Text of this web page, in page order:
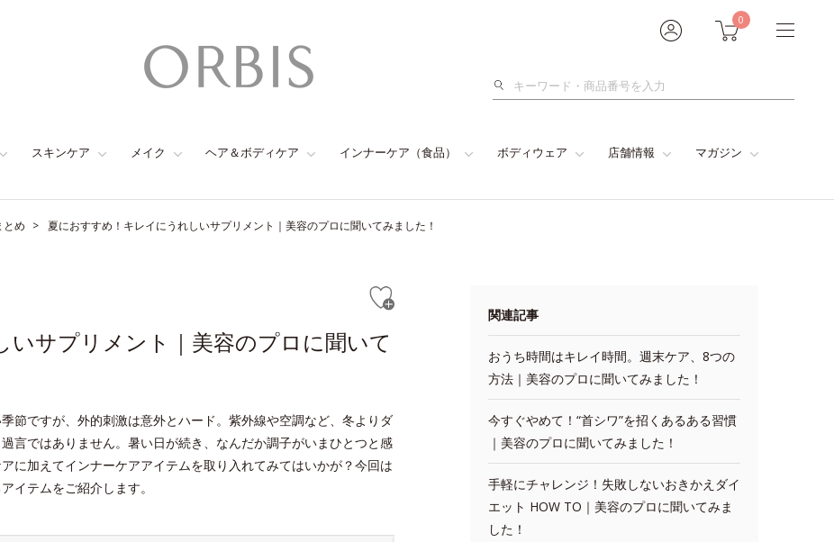
0
検
スキンケア メイク ヘア＆ボディケア インナーケア（食品） ボディウェア 店舗情報 マガジン
とめ 夏におすすめ！キレイにうれしいサプリメント｜美容のプロに聞いてみました！
サプリメント｜美容のプロに聞いて
節ですが、外的刺激は意外とハード。紫外線や空調など、冬よりダ
言ではありません。暑い日が続き、なんだか調子がいまひとつと感
に加えてインナーケアアイテムを取り入れてみてはいかが？今回は
イテムをご紹介します。
関連記事
おうち時間はキレイ時間。週末ケア、8つの
方法｜美容のプロに聞いてみました！
今すぐやめて！“首シワ”を招くあるある習慣
｜美容のプロに聞いてみました！
手軽にチャレンジ！失敗しないおきかえダイ
エット HOW TO｜美容のプロに聞いてみま
した！